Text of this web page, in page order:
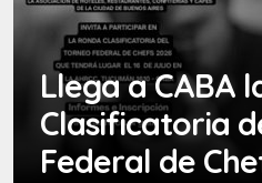
Llega a CABA
Clasificatoria
Federal de